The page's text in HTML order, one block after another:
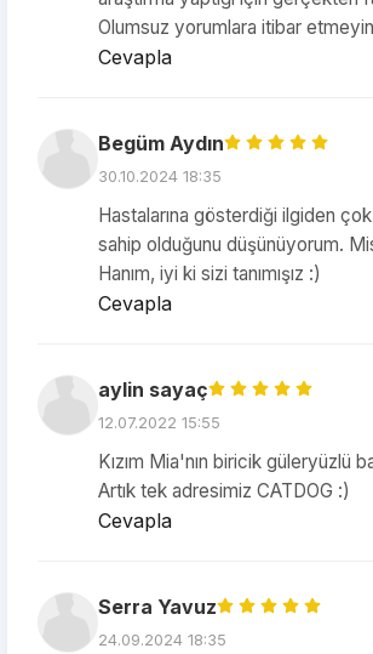
Olumsuz yorumlara itibar
Cevapla
Begüm Aydın
30.10.2024 18:35
Hastalarına gösterdiği ilgiden
sahip olduğunu düşünüyorum.
Hanım, iyi ki sizi tanımışız :)
Cevapla
aylin sayaç
12.07.2022 15:55
Kızım Mia'nın biricik güleryüzlü
Artık tek adresimiz CATDOG :)
Cevapla
Serra Yavuz
24.09.2024 18:35